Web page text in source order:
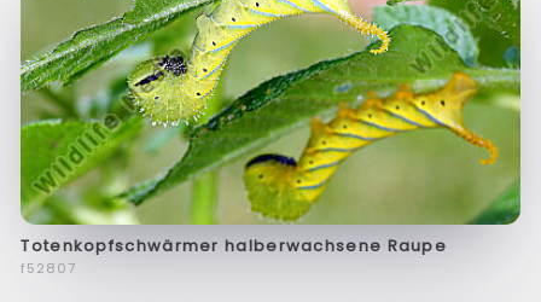
Totenkopfschwärmer halberwachsene Raupe
f52807